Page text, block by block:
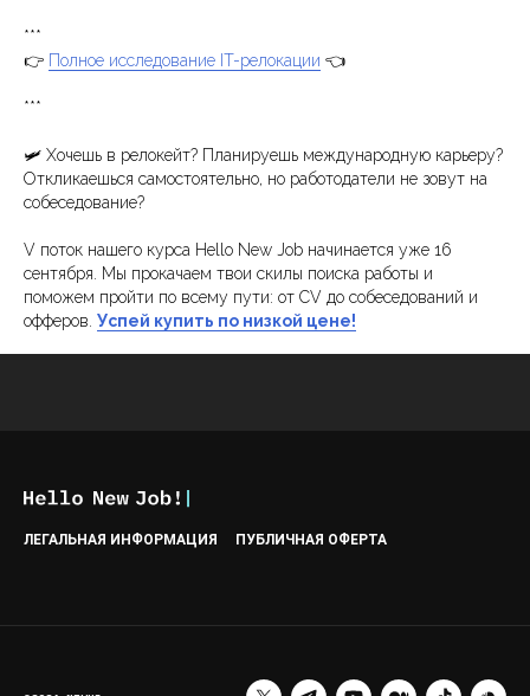
***
👉 Полное исследование IT-релокации 👈
***
🛩 Хочешь в релокейт? Планируешь международную карьеру?
Откликаешься самостоятельно, но работодатели не зовут на
собеседование?
V поток нашего курса Hello New Job начинается уже 16
сентября. Мы прокачаем твои скилы поиска работы и
поможем пройти по всему пути: от CV до собеседований и
офферов. Успей купить по низкой цене!
ЛЕГАЛЬНАЯ ИНФОРМАЦИЯ ПУБЛИЧНАЯ ОФЕРТА